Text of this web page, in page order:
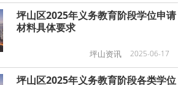
坪山区2025年义务教育阶段学位申请
材料具体要求
坪山资讯 2025-06-17
坪山区2025年义务教育阶段各类学位